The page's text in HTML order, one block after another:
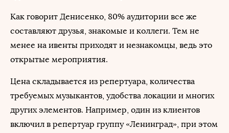
Как говорит Денисенко, 80% аудитории все же
составляют друзья, знакомые и коллеги. Тем не
менее на ивенты приходят и незнакомцы, ведь это
открытые мероприятия.
Цена складывается из репертуара, количества
требуемых музыкантов, удобства локации и многих
других элементов. Например, один из клиентов
включил в репертуар группу «Ленинград», при этом